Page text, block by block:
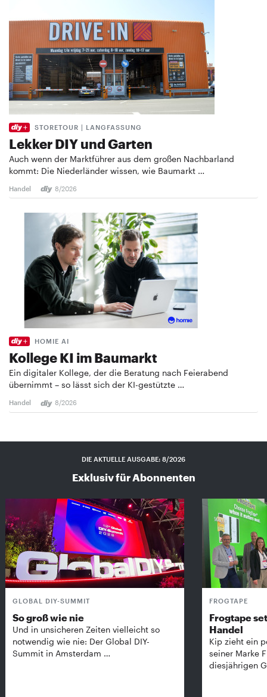
STORETOUR | LANGFASSUNG
Lekker DIY und Garten
Auch wenn der Marktführer aus dem großen Nachbarland
kommt: Die Niederländer wissen, wie Baumarkt …
Handel 8/2026
HOMIE AI
Kollege KI im Baumarkt
Ein digitaler Kollege, der die Beratung nach Feierabend
übernimmt – so lässt sich der KI-gestützte …
Handel 8/2026
DIE AKTUELLE AUSGABE: 8/2026
Exklusiv für Abonnenten
GLOBAL DIY-SUMMIT
So groß wie nie
Und in unsicheren Zeiten vielleicht so
notwendig wie nie: Der Global DIY-
Summit in Amsterdam …
FROGTAPE
Frogtape
Handel
Kip zieht ein
seiner Marke
diesjährigen